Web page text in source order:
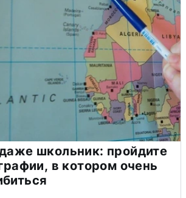
школьник: пройдите
в котором очень